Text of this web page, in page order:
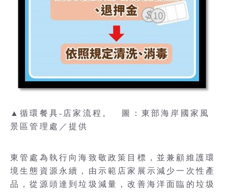
▲循環餐具-店家流程。 圖：東部海岸國家風
景區管理處／提供
東管處為執行向海致敬政策目標，並兼顧維護環
境生態資源永續，由示範店家展示減少一次性產
品，從源頭達到垃圾減量，改善海洋面臨的垃圾